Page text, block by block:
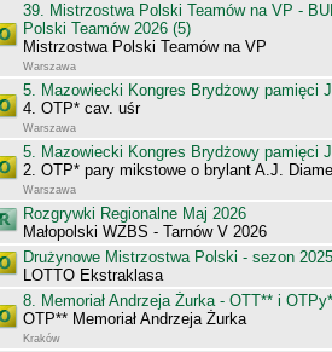
39. Mistrzostwa Polski Teamów na VP -
Polski Teamów 2026 (5)
Mistrzostwa Polski Teamów na VP
Warszawa
5. Mazowiecki Kongres Brydżowy pamięci
4. OTP* cav. uśr
Warszawa
5. Mazowiecki Kongres Brydżowy pamięci
2. OTP* pary mikstowe o brylant A.J.
Warszawa
Rozgrywki Regionalne Maj 2026
Małopolski WZBS - Tarnów V 2026
Drużynowe Mistrzostwa Polski - sezon
LOTTO Ekstraklasa
8. Memoriał Andrzeja Żurka - OTT** i
OTP** Memoriał Andrzeja Żurka
Kraków